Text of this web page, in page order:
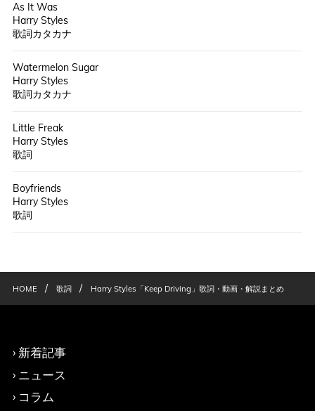
As It Was
Harry Styles
歌詞カタカナ
Watermelon Sugar
Harry Styles
歌詞カタカナ
Little Freak
Harry Styles
歌詞
Boyfriends
Harry Styles
歌詞
HOME / 歌詞 / Harry Styles「Keep Driving」歌詞・動画・解説まとめ
新着記事
ニュース
コラム